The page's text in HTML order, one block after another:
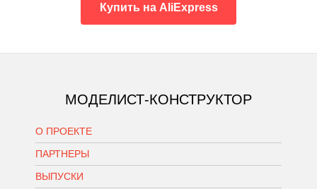
Купить на AliExpress
МОДЕЛИСТ-КОНСТРУКТОР
О ПРОЕКТЕ
ПАРТНЕРЫ
ВЫПУСКИ